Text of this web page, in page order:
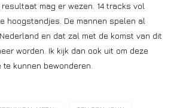
mag er wezen. 14 tracks vol
hoogstandjes. De mannen spelen al
en dat zal met de komst van dit
worden. Ik kijk dan ook uit om deze
kunnen bewonderen.